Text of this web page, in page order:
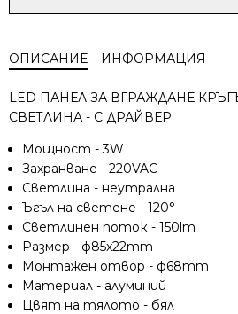
за
220V,
3W,
150lm,
120°
ОПИСАНИЕ ИНФОРМАЦИЯ
LED ПАНЕЛ ЗА ВГРАЖДАНЕ
СВЕТЛИНА - С ДРАЙВЕР
Мощност - 3W
Захранване - 220VAC
Светлина - неутрална
Ъгъл на светене - 120°
Светлинен поток - 150lm
Размер - ф85x22mm
Монтажен отвор - ф68mm
Материал - алуминий
Цвят на тялото - бял